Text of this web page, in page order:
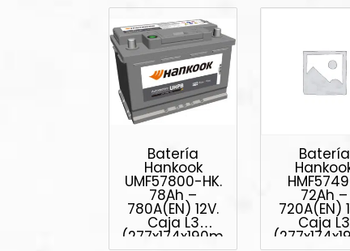
Batería
Hankook
UMF57800-HK.
78Ah –
780A(EN) 12V.
Caja L3
(277x174x190mm)
Batería
72Ah –
720A(EN)
Caja L3